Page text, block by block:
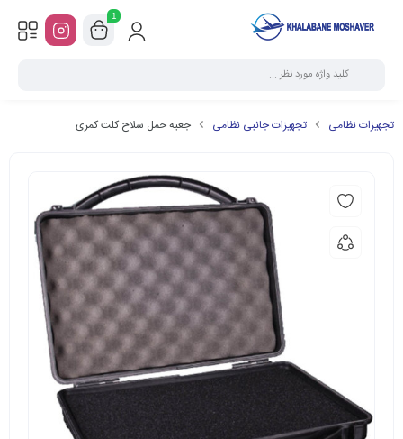
1
تجهیزات نظامی تجهیزات جانبی نظامی جعبه حمل سلاح کلت کمری